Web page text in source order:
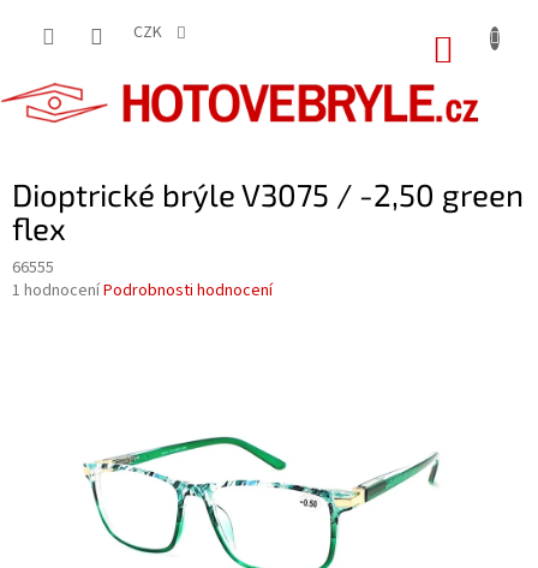
CZK
Dioptrické brýle V3075 / -2,50 green
flex
66555
Průměrné
1 hodnoceníPodrobnosti hodnocení